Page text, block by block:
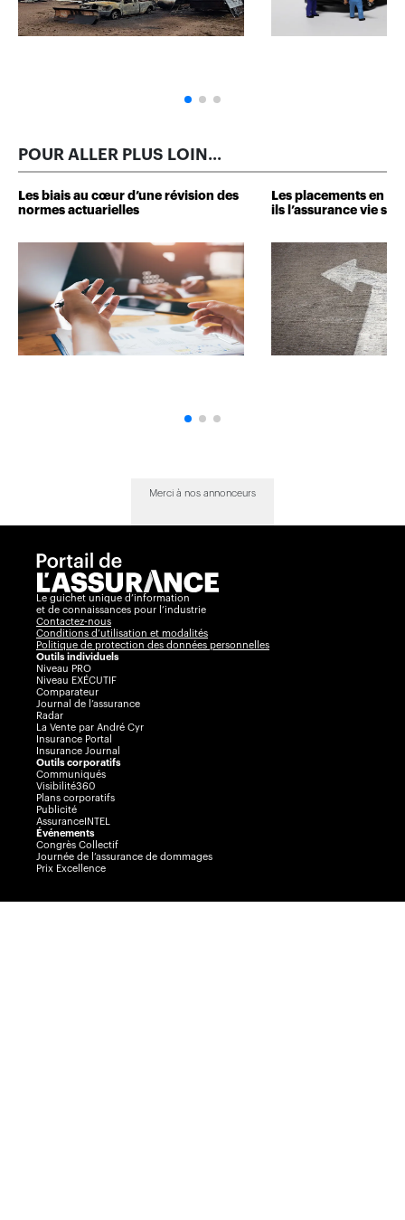
POUR ALLER PLUS LOIN...
Les biais au cœur d’une révision des
normes actuarielles
Les placements en
ils l’assurance vie
Merci à nos annonceurs
Le guichet unique d’information
et de connaissances pour l’industrie
Contactez-nous
Conditions d’utilisation et modalités
Politique de protection des données personnelles
Outils individuels
Niveau PRO
Niveau EXÉCUTIF
Comparateur
Journal de l’assurance
Radar
La Vente par André Cyr
Insurance Portal
Insurance Journal
Outils corporatifs
Communiqués
Visibilité360
Plans corporatifs
Publicité
AssuranceINTEL
Événements
Congrès Collectif
Journée de l’assurance de dommages
Prix Excellence